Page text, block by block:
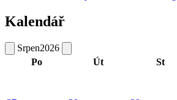
Kalendář
Srpen2026
Po
Út St